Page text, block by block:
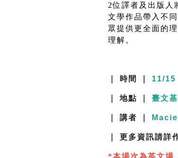
2位譯者及出版人
文學作品帶入不
眾提供更全面的
理解。
｜ 時間 ｜ 11/
｜ 地點 ｜ 臺文
｜ 講者 ｜
｜ 更多資訊請詳
*本場次為英文場